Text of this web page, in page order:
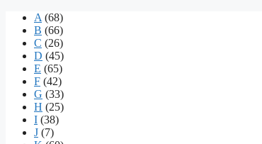
A (68)
B (66)
C (26)
D (45)
E (65)
F (42)
G (33)
H (25)
I (38)
J (7)